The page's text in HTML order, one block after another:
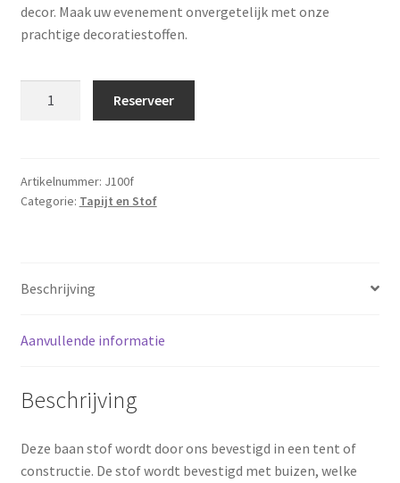
decor. Maak uw evenement onvergetelijk met onze
prachtige decoratiestoffen.
meter
aantal
Reserveer
Artikelnummer: J100f
Categorie: Tapijt en Stof
Beschrijving
Aanvullende informatie
Beschrijving
Deze baan stof wordt door ons bevestigd in een tent of
constructie. De stof wordt bevestigd met buizen, welke